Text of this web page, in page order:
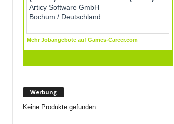
Werbung
Keine Produkte gefunden.